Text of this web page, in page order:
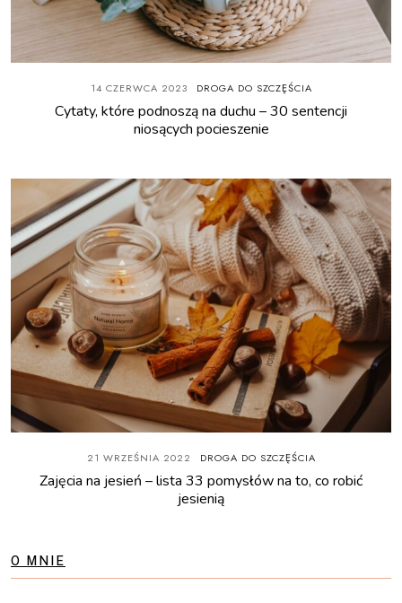
14 CZERWCA 2023 DROGA DO SZCZĘŚCIA
Cytaty, które podnoszą na duchu – 30 sentencji
niosących pocieszenie
21 WRZEŚNIA 2022 DROGA DO SZCZĘŚCIA
Zajęcia na jesień – lista 33 pomysłów na to, co robić
jesienią
O MNIE